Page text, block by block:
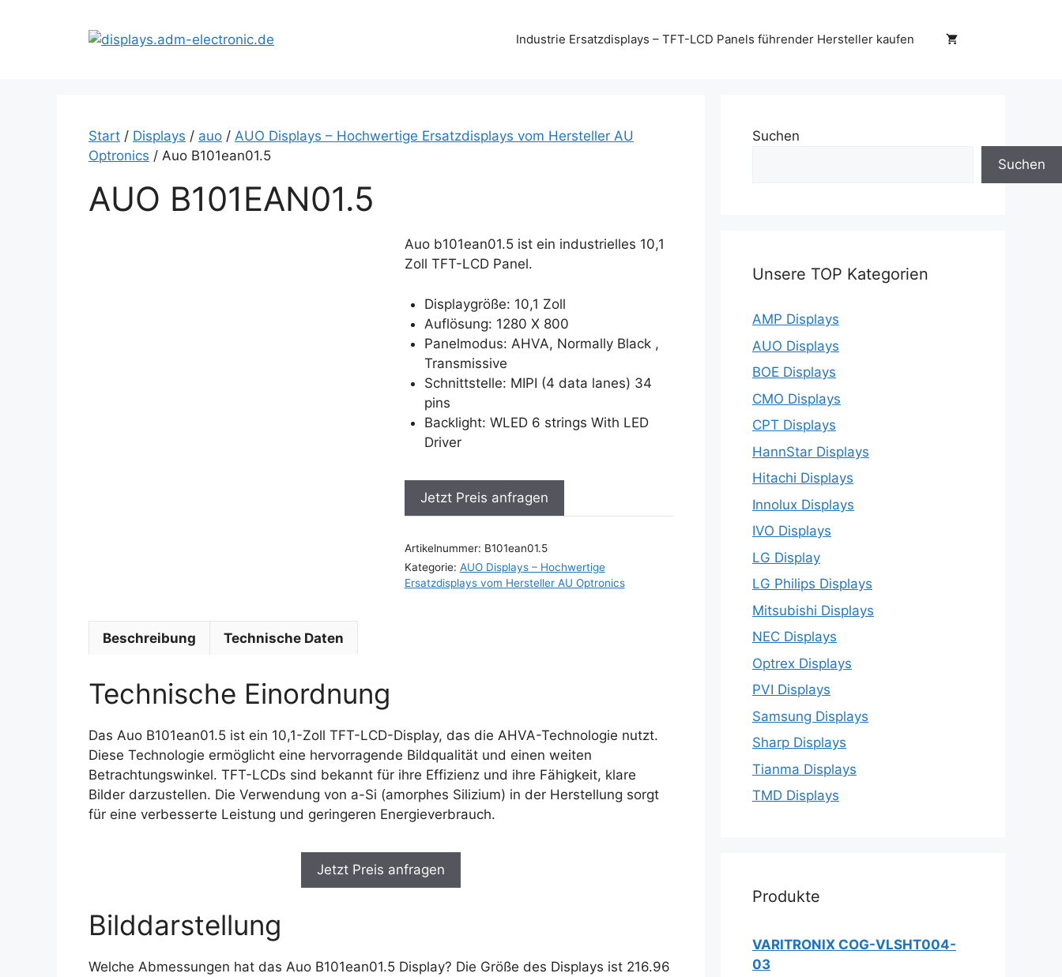
Industrie Ersatzdisplays – TFT-LCD Panels führender Hersteller kaufen
Start / Displays / auo / AUO Displays – Hochwertige Ersatzdisplays vom Hersteller AU
Optronics / Auo B101ean01.5
AUO B101EAN01.5
Auo b101ean01.5 ist ein industrielles 10,1
Zoll TFT-LCD Panel.
Displaygröße: 10,1 Zoll
Auflösung: 1280 X 800
Panelmodus: AHVA, Normally Black ,
Transmissive
Schnittstelle: MIPI (4 data lanes) 34
pins
Backlight: WLED 6 strings With LED
Driver
Jetzt Preis anfragen
Artikelnummer: B101ean01.5
Kategorie: AUO Displays – Hochwertige
Ersatzdisplays vom Hersteller AU Optronics
Beschreibung Technische Daten
Technische Einordnung
Das Auo B101ean01.5 ist ein 10,1-Zoll TFT-LCD-Display, das die AHVA-Technologie nutzt.
Diese Technologie ermöglicht eine hervorragende Bildqualität und einen weiten
Betrachtungswinkel. TFT-LCDs sind bekannt für ihre Effizienz und ihre Fähigkeit, klare
Bilder darzustellen. Die Verwendung von a-Si (amorphes Silizium) in der Herstellung sorgt
für eine verbesserte Leistung und geringeren Energieverbrauch.
Jetzt Preis anfragen
Bilddarstellung
Welche Abmessungen hat das Auo B101ean01.5 Display? Die Größe des Displays ist 216.96
Suchen
Suchen
Unsere TOP Kategorien
AMP Displays
AUO Displays
BOE Displays
CMO Displays
CPT Displays
HannStar Displays
Hitachi Displays
Innolux Displays
IVO Displays
LG Display
LG Philips Displays
Mitsubishi Displays
NEC Displays
Optrex Displays
PVI Displays
Samsung Displays
Sharp Displays
Tianma Displays
TMD Displays
Produkte
VARITRONIX COG-VLSHT004-
03